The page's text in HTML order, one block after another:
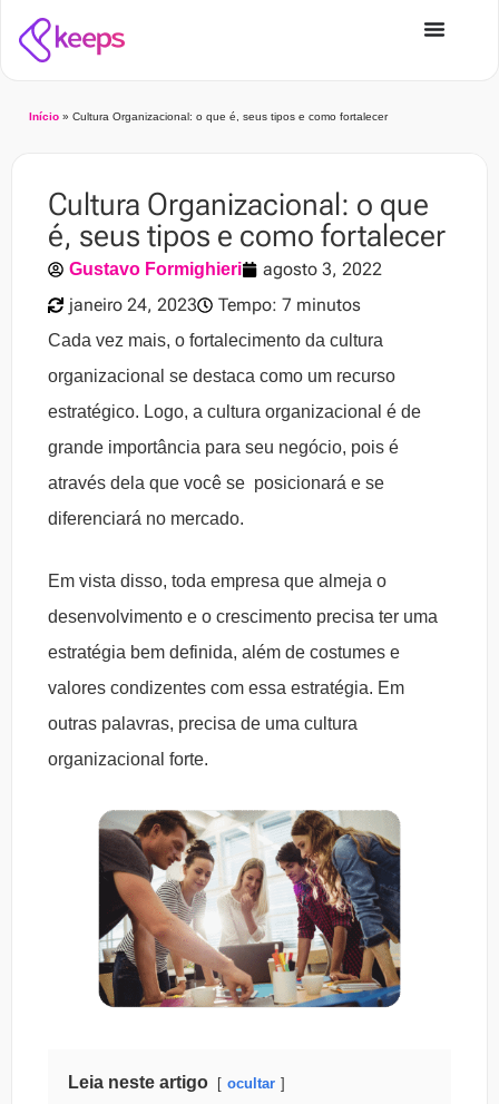
Início » Cultura Organizacional: o que é, seus tipos e como fortalecer
Cultura Organizacional: o que
é, seus tipos e como fortalecer
Gustavo Formighieri
agosto 3, 2022
janeiro 24, 2023
Tempo: 7 minutos
Cada vez mais, o fortalecimento da cultura
organizacional se destaca como um recurso
estratégico. Logo, a cultura organizacional é de
grande importância para seu negócio, pois é
através dela que você se posicionará e se
diferenciará no mercado.
Em vista disso, toda empresa que almeja o
desenvolvimento e o crescimento precisa ter uma
estratégia bem definida, além de costumes e
valores condizentes com essa estratégia. Em
outras palavras, precisa de uma cultura
organizacional forte.
Leia neste artigo ocultar